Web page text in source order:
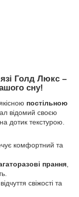
Голд Люкс –
сну!
постільною
відомий своєю
дотик текстурою.
комфортний та
прання
свіжості та